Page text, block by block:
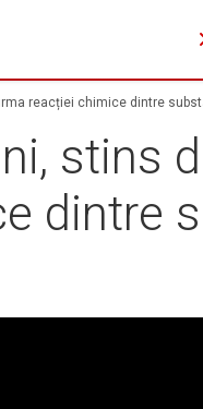
reacției chimice dintre
stins
dintre